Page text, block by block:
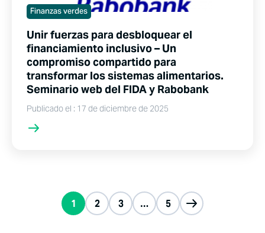
Finanzas verdes
Unir fuerzas para desbloquear el
financiamiento inclusivo – Un
compromiso compartido para
transformar los sistemas alimentarios.
Seminario web del FIDA y Rabobank
Publicado el : 17 de diciembre de 2025
1 2 3 … 5